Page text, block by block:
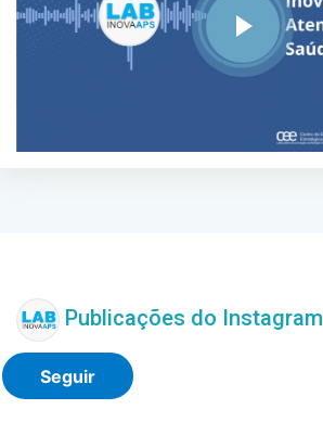
Publicações do Instagram